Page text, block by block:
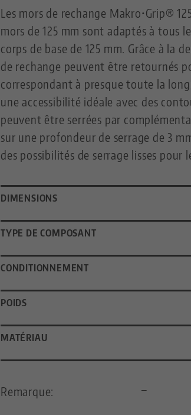
Les mors de rechange Makro•Grip®
mors de 125 mm sont adaptés à tous
corps de base de 125 mm. Grâce à la
de rechange peuvent être retournés
correspondant à presque toute la
une accessibilité idéale avec des
peuvent être serrées par
sur une profondeur de serrage de 3
des possibilités de serrage lisses pour
DIMENSIONS
TYPE DE COMPOSANT
CONDITIONNEMENT
POIDS
MATÉRIAU
Remarque: —